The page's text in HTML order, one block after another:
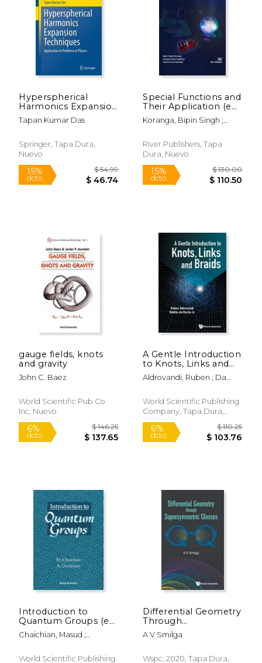
dcto. $ 280.00
Rápido
6%
dcto.
15%
dcto. $ 84.99
15%
dcto.
Hyperspherical
Harmonics Expansion
Techniques:
Application to
(Theoretical and
Mathematical
Tapan Kumar Das
Springer, Tapa Dura,
Nuevo
Special Functions and
Their Application (en
Inglés)
Koranga, Bipin Singh ;
Nautiyal, Vivek Kumar
River Publishers, Tapa
Dura, Nuevo
gauge fields, knots
and gravity
John C. Baez
World Scientific Pub Co
Inc, Nuevo
A Gentle Introduction
to Knots, Links and
Braids (en Inglés)
Aldrovandi, Ruben ; Da
World Scientific Publishing
Company, Tapa Dura,
Nuevo
Introduction to
Quantum Groups (en
Inglés)
Chaichian, Masud ;
World Scientific Publishing
Differential Geometry
Through
Supersymmetric
Glasses (en Inglés)
A V Smilga
Wspc, 2020, Tapa Dura,